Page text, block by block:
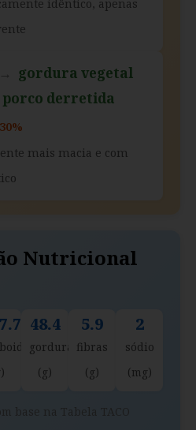
idêntico, apenas
→ gordura vegetal
porco derretida
mais macia e com
Nutricional
48.4
gorduras
(g)
5.9
fibras
(g)
2
sódio
(mg)